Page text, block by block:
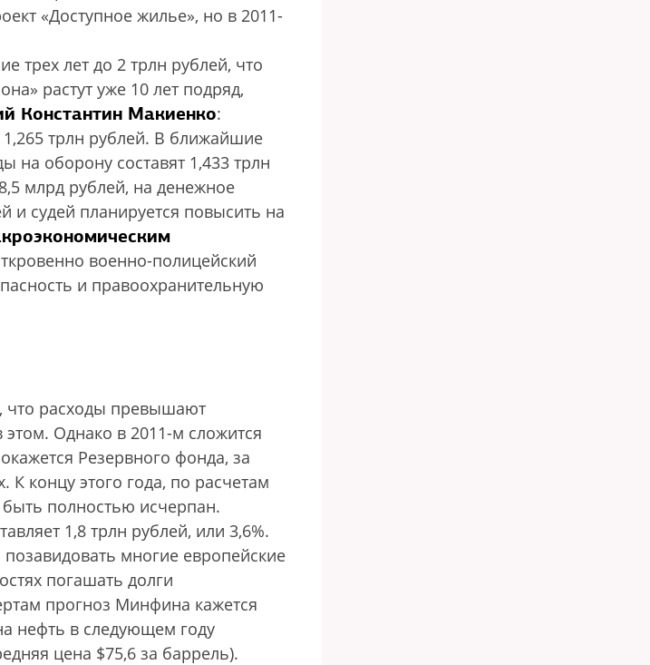
«Доступное жилье», но в 2011-
трех лет до 2 трлн рублей, что
растут уже 10 лет подряд,
Константин Макиенко:
трлн рублей. В ближайшие
на оборону составят 1,433 трлн
млрд рублей, на денежное
и судей планируется повысить на
военно-полицейский
и правоохранительную
что расходы превышают
Однако в 2011-м сложится
Резервного фонда, за
К концу этого года, по расчетам
полностью исчерпан.
1,8 трлн рублей, или 3,6%.
многие европейские
погашать долги
прогноз Минфина кажется
нефть в следующем году
цена $75,6 за баррель).